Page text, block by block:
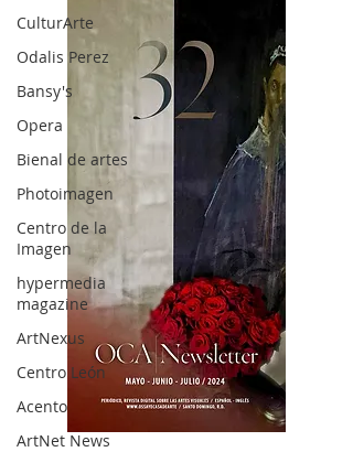
CulturArte
Odalis Perez
Bansy's
Opera
Bienal de artes
Photoimagen
Centro de la
Imagen
hypermedia
magazine
ArtNexus
Centro León
Acento
ArtNet News
OCA|News 32/ Mayo-Junio-Julio, 2023